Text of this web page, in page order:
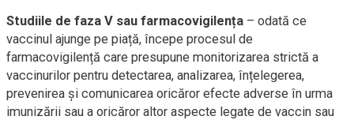
Studiile de faza V sau farmacovigilența – odată ce
vaccinul ajunge pe piață, începe procesul de
farmacovigilență care presupune monitorizarea strictă a
vaccinurilor pentru detectarea, analizarea, înțelegerea,
prevenirea și comunicarea oricăror efecte adverse în urma
imunizării sau a oricăror altor aspecte legate de vaccin sau